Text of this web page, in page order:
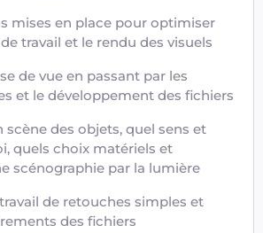
mises en place pour optimiser
travail et le rendu des visuels
de vue en passant par les
et le développement des fichiers
scène des objets, quel sens et
quels choix matériels et
scénographie par la lumière
de retouches simples et
des fichiers